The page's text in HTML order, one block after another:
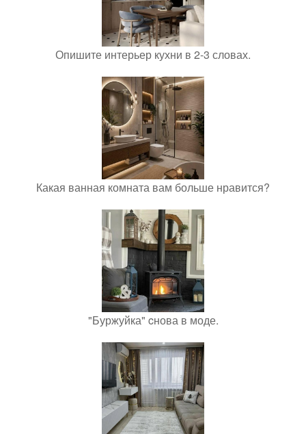
Опишите интерьер кухни в 2-3 словах.
Какая ванная комната вам больше нравится?
"Буржуйка" cнова в моде.